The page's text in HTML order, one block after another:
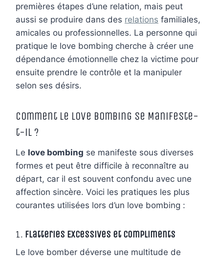
premières étapes d’une relation, mais peut
aussi se produire dans des relations familiales,
amicales ou professionnelles. La personne qui
pratique le love bombing cherche à créer une
dépendance émotionnelle chez la victime pour
ensuite prendre le contrôle et la manipuler
selon ses désirs.
Comment le Love Bombing se Manifeste-
t-il ?
Le love bombing se manifeste sous diverses
formes et peut être difficile à reconnaître au
départ, car il est souvent confondu avec une
affection sincère. Voici les pratiques les plus
courantes utilisées lors d’un love bombing :
1. Flatteries Excessives et Compliments
Le love bomber déverse une multitude de